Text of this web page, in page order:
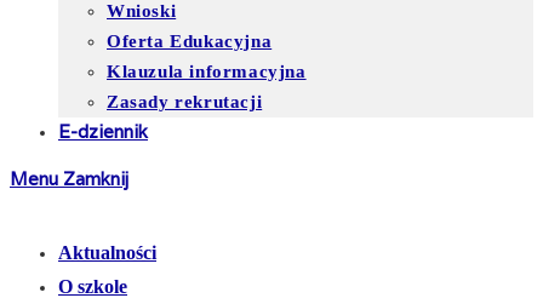
Wnioski
Oferta Edukacyjna
Klauzula informacyjna
Zasady rekrutacji
E-dziennik
Menu Zamknij
Aktualności
O szkole